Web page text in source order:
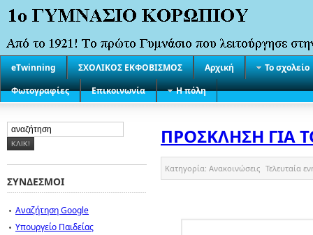
eTwinning ΣΧΟΛΙΚΟΣ ΕΚΦΟΒΙΣΜΟΣ Αρχική
Το σχολείο
Φωτογραφίες
Επικοινωνία Η πόλη
ΠΡΟΣΚΛΗΣΗ ΓΙΑ
Κατηγορία: Ανακοινώσεις Τελευταία
ΣΥΝΔΕΣΜΟΙ
Αναζήτηση Google
Υπουργείο Παιδείας